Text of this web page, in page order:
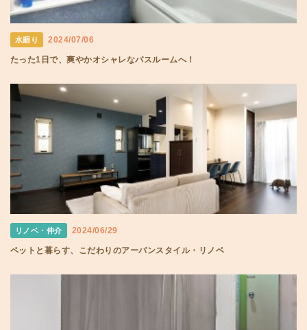
水廻り 2024/07/06
たった1日で、爽やかオシャレなバスルームへ！
リノベ・仲介 2024/06/29
ペットと暮らす、こだわりのアーバンスタイル・リノベ